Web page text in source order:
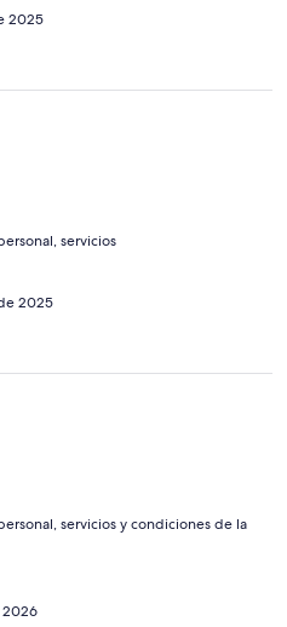
2025
servicios
2025
servicios y condiciones de la
2026